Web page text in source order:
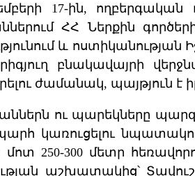
17-ին, ողբերգական
ՀՀ Ներքին
և
բնակավայրի
ժամանակ, պայթյուն է
ու պարեկները
կառուցելու
մոտ 250-300 մետր
աշխատակից՝